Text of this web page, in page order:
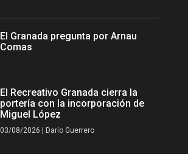
El Granada pregunta por Arnau
Comas
El Recreativo Granada cierra la
portería con la incorporación de
Miguel López
03/08/2026 | Darío Guerrero